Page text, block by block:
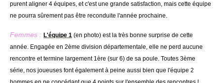
purent aligner 4 équipes, et c'est une grande satisfaction, mais cette équipe
ne pourra sûrement pas être reconduite l'année prochaine.
Femmes : L'équipe 1 (en photo) est la très bonne surprise de cette
année. Engagée en 2ème division départementale, elle ne perd aucune
rencontre et termine largement 1ère (sur 6) de sa poule. Toutes 3ème
série, nos joueuses font également à peine aussi bien que l'équipe 2